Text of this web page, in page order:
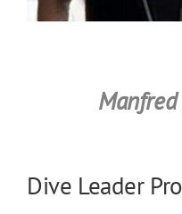
Dive Leader